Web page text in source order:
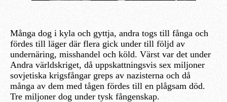
Många dog i kyla och gyttja, andra togs till fånga och
fördes till läger där flera gick under till följd av
undernäring, misshandel och köld. Värst var det under
Andra världskriget, då uppskattningsvis sex miljoner
sovjetiska krigsfångar greps av nazisterna och då
många av dem med tågen fördes till en plågsam död.
Tre miljoner dog under tysk fångenskap.